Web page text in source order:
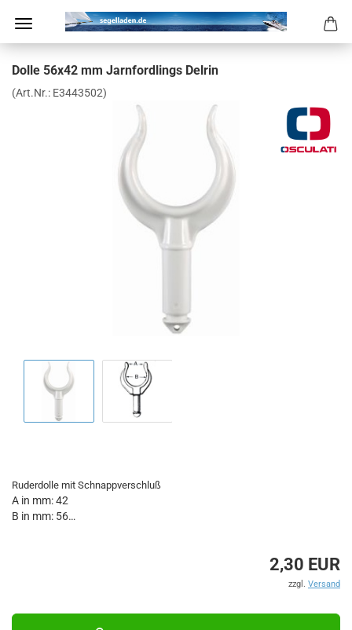
Dolle 56x42 mm Jarn­ford­lings Del­rin
(Art.Nr.: E3443502)
Ruderdolle mit Schnappverschluß
A in mm: 42
B in mm: 56
2,30 EUR
zzgl. Versand